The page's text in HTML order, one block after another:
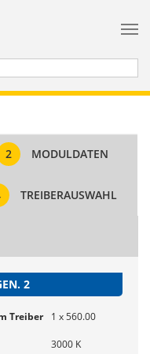
2 MODULDATEN
TREIBERAUSWAHL
2
Treiber 1 x 560.00
3000 K